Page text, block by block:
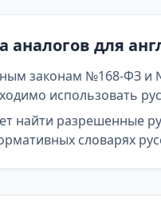
аналогов для
законам №168-ФЗ и
использовать
найти разрешенные
словарях